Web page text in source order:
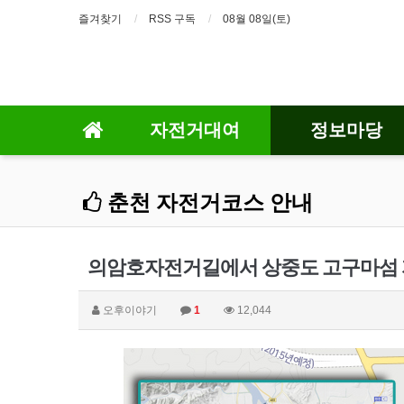
즐겨찾기 RSS 구독 08월 08일(토)
자전거대여 정보마당
춘천 자전거코스 안내
의암호자전거길에서 상중도 고구마섬
오후이야기 1 12,044